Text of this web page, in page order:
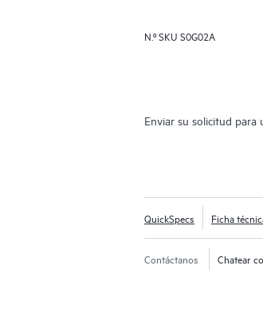
N.º SKU S0G02A
Enviar su solicitud para
QuickSpecs Ficha
Contáctanos Chatear